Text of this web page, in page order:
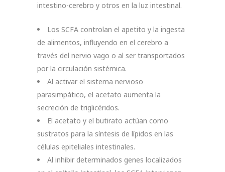
intestino-cerebro y otros en la luz intestinal.
Los SCFA controlan el apetito y la ingesta
de alimentos, influyendo en el cerebro a
través del nervio vago o al ser transportados
por la circulación sistémica.
Al activar el sistema nervioso
parasimpático, el acetato aumenta la
secreción de triglicéridos.
El acetato y el butirato actúan como
sustratos para la síntesis de lípidos en las
células epiteliales intestinales.
Al inhibir determinados genes localizados